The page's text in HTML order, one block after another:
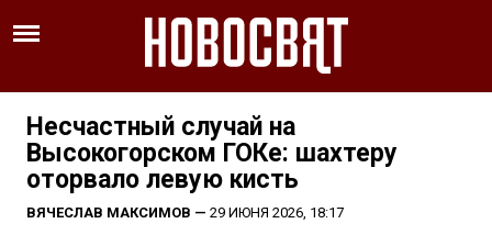
Несчастный случай на
Высокогорском ГОКе: шахтеру
оторвало левую кисть
ВЯЧЕСЛАВ МАКСИМОВ — 29 ИЮНЯ 2026, 18:17